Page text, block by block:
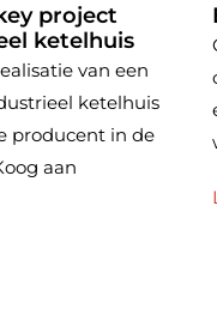
project
ketelhuis
van een
ketelhuis
producent in de
aan